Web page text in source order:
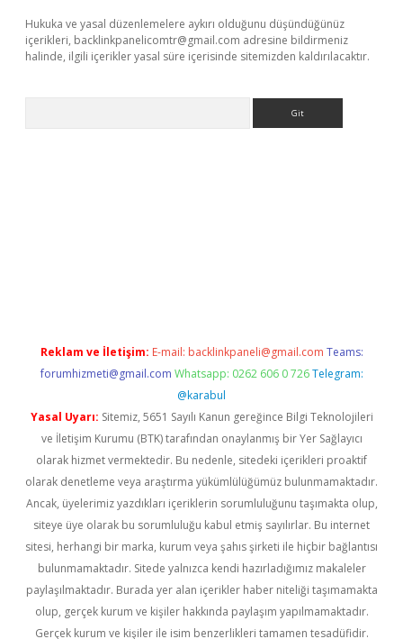
Hukuka ve yasal düzenlemelere aykırı olduğunu düşündüğünüz
içerikleri, backlinkpanelicomtr@gmail.com adresine bildirmeniz
halinde, ilgili içerikler yasal süre içerisinde sitemizden kaldırılacaktır.
Reklam ve İletişim: E-mail: backlinkpaneli@gmail.com Teams:
forumhizmeti@gmail.com Whatsapp: 0262 606 0 726 Telegram:
@karabul
Yasal Uyarı: Sitemiz, 5651 Sayılı Kanun gereğince Bilgi Teknolojileri
ve İletişim Kurumu (BTK) tarafından onaylanmış bir Yer Sağlayıcı
olarak hizmet vermektedir. Bu nedenle, sitedeki içerikleri proaktif
olarak denetleme veya araştırma yükümlülüğümüz bulunmamaktadır.
Ancak, üyelerimiz yazdıkları içeriklerin sorumluluğunu taşımakta olup,
siteye üye olarak bu sorumluluğu kabul etmiş sayılırlar. Bu internet
sitesi, herhangi bir marka, kurum veya şahıs şirketi ile hiçbir bağlantısı
bulunmamaktadır. Sitede yalnızca kendi hazırladığımız makaleler
paylaşılmaktadır. Burada yer alan içerikler haber niteliği taşımamakta
olup, gerçek kurum ve kişiler hakkında paylaşım yapılmamaktadır.
Gerçek kurum ve kişiler ile isim benzerlikleri tamamen tesadüfidir.